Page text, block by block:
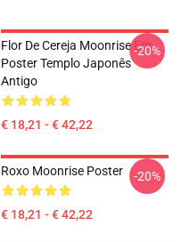
Flor De Cereja Moonrise Em
Poster Templo Japonês
Antigo
€ 18,21 - € 42,22
-20%
Roxo Moonrise Poster
€ 18,21 - € 42,22
-20%